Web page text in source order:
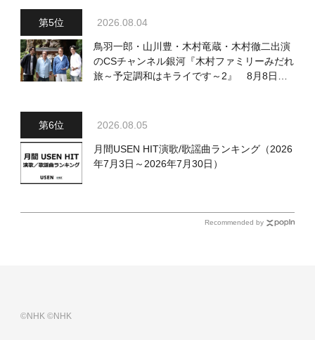
2026.08.04
鳥羽一郎・山川豊・木村竜蔵・木村徹二出演
のCSチャンネル銀河『木村ファミリーみだれ
旅～予定調和はキライです～2』 8月8日
2026.08.05
月間USEN HIT演歌/歌謡曲ランキング（2026
年7月3日～2026年7月30日）
Recommended by
©NHK©NHK